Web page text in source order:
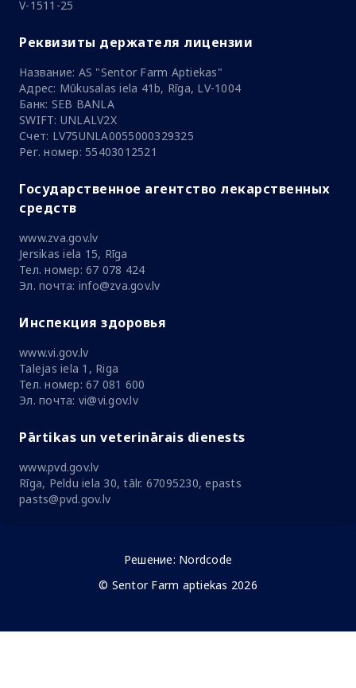
V-1511-25
Реквизиты держателя лицензии
Название: AS "Sentor Farm Aptiekas"
Адрес: Mūkusalas iela 41b, Rīga, LV-1004
Банк: SEB BANLA
SWIFT: UNLALV2X
Счет: LV75UNLA0055000329325
Рег. номер: 55403012521
Государственное агентство лекарственных
средств
www.zva.gov.lv
Jersikas iela 15, Rīga
Тел. номер: 67 078 424
Эл. почта: info@zva.gov.lv
Инспекция здоровья
www.vi.gov.lv
Talejas iela 1, Riga
Тел. номер: 67 081 600
Эл. почта: vi@vi.gov.lv
Pārtikas un veterinārais dienests
www.pvd.gov.lv
Rīga, Peldu iela 30, tālr. 67095230, epasts
pasts@pvd.gov.lv
Решение: Nordcode
© Sentor Farm aptiekas 2026